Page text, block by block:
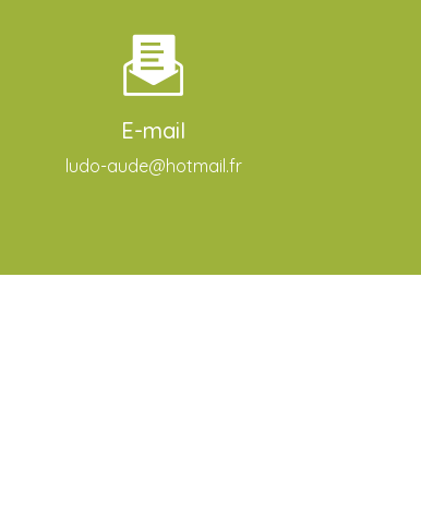
E-mail
ludo-aude@hotmail.fr